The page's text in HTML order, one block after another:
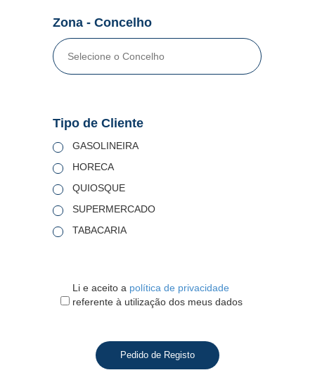
Zona - Concelho
Tipo de Cliente
GASOLINEIRA
HORECA
QUIOSQUE
SUPERMERCADO
TABACARIA
Li e aceito a política de privacidade
referente à utilização dos meus dados
Pedido de Registo